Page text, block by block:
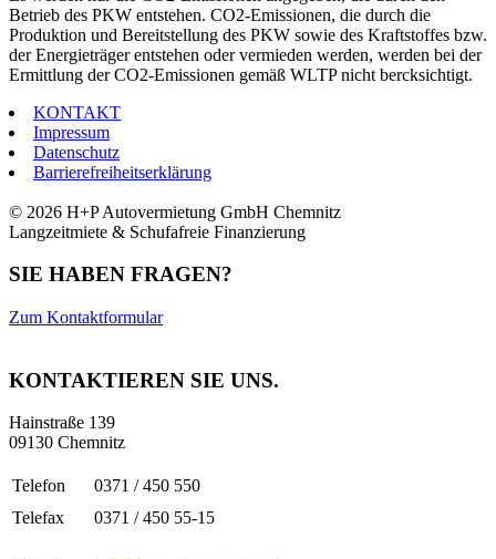
Betrieb des PKW entstehen. CO2-Emissionen, die durch die
Produktion und Bereitstellung des PKW sowie des Kraftstoffes bzw.
der Energieträger entstehen oder vermieden werden, werden bei der
Ermittlung der CO2-Emissionen gemäß WLTP nicht bercksichtigt.
KONTAKT
Impressum
Datenschutz
Barrierefreiheitserklärung
© 2026 H+P Autovermietung GmbH Chemnitz
Langzeitmiete & Schufafreie Finanzierung
SIE HABEN FRAGEN?
Zum Kontaktformular
KONTAKTIEREN SIE UNS.
Hainstraße 139
09130 Chemnitz
Telefon
0371 / 450 550
Telefax
0371 / 450 55-15